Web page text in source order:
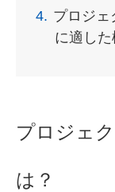
4. プロジェ
に適した
プロジェ
は？